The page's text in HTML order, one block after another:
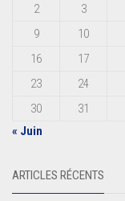
2 3
9
10
16
17
23
24
30
31
« Juin
ARTICLES RÉCENTS